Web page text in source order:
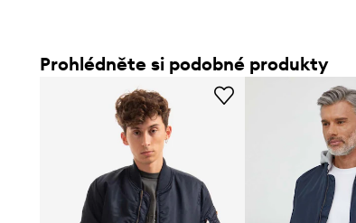
Prohlédněte si podobné produkty